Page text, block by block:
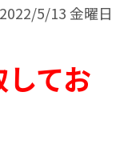
2022/5/13 金曜日
てお